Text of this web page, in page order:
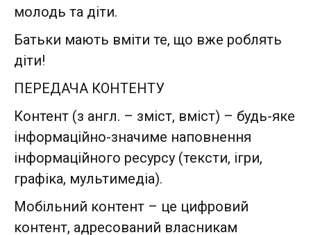
молодь та діти.
Батьки мають вміти те, що вже роблять
діти!
ПЕРЕДАЧА КОНТЕНТУ
Контент (з англ. – зміст, вміст) – будь-яке
інформаційно-значиме наповнення
інформаційного ресурсу (тексти, ігри,
графіка, мультимедіа).
Мобільний контент – це цифровий
контент, адресований власникам